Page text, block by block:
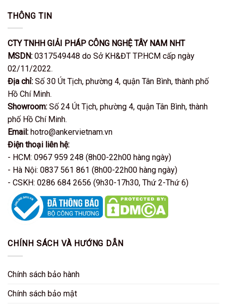
THÔNG TIN
CTY TNHH GIẢI PHÁP CÔNG NGHỆ TÂY NAM NHT
MSDN: 0317549448 do Sở KH&ĐT TP.HCM cấp ngày
02/11/2022.
Địa chỉ: Số 30 Út Tịch, phường 4, quận Tân Bình, thành phố
Hồ Chí Minh.
Showroom: Số 24 Út Tịch, phường 4, quận Tân Bình, thành
phố Hồ Chí Minh.
Email: hotro@ankervietnam.vn
Điện thoại liên hệ:
- HCM: 0967 959 248 (8h00-22h00 hàng ngày)
- Hà Nội: 0837 561 861 (8h00-22h00 hàng ngày)
- CSKH: 0286 684 2656 (9h30-17h30, Thứ 2-Thứ 6)
CHÍNH SÁCH VÀ HƯỚNG DẪN
Chính sách bảo hành
Chính sách bảo mật